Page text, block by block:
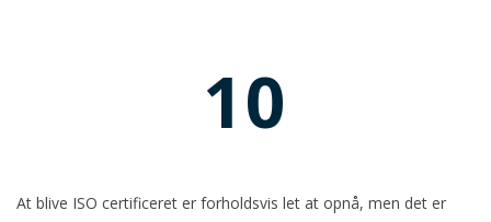
10
At blive ISO certificeret er forholdsvis let at opnå, men det er